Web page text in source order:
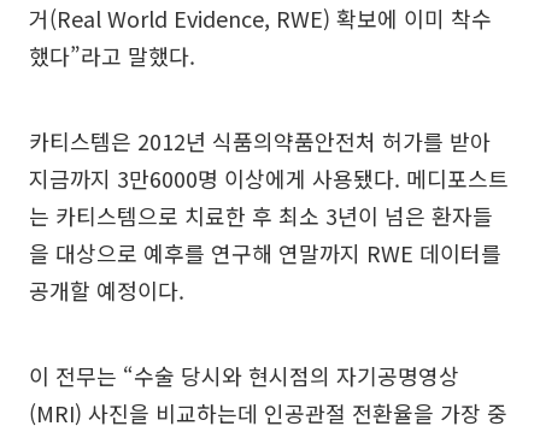
거(Real World Evidence, RWE) 확보에 이미 착수
했다”라고 말했다.
카티스템은 2012년 식품의약품안전처 허가를 받아
지금까지 3만6000명 이상에게 사용됐다. 메디포스트
는 카티스템으로 치료한 후 최소 3년이 넘은 환자들
을 대상으로 예후를 연구해 연말까지 RWE 데이터를
공개할 예정이다.
이 전무는 “수술 당시와 현시점의 자기공명영상
(MRI) 사진을 비교하는데 인공관절 전환율을 가장 중